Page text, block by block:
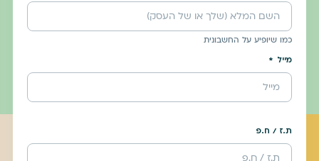
כמו שיופיע על החשבונית
מייל
ת.ז / ח.פ